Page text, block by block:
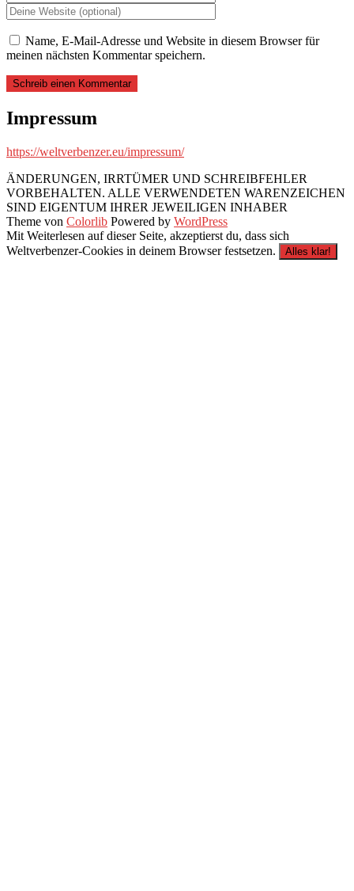
Name, E-Mail-Adresse und Website in diesem Browser für
meinen nächsten Kommentar speichern.
Impressum
https://weltverbenzer.eu/impressum/
ÄNDERUNGEN, IRRTÜMER UND SCHREIBFEHLER
VORBEHALTEN. ALLE VERWENDETEN WARENZEICHEN
SIND EIGENTUM IHRER JEWEILIGEN INHABER
Theme von Colorlib Powered by WordPress
Mit Weiterlesen auf dieser Seite, akzeptierst du, dass sich
Weltverbenzer-Cookies in deinem Browser festsetzen.
Alles klar!